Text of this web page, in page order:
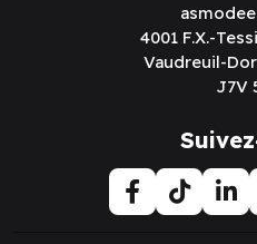
4001 F.X.-
Vaudreuil-
J7V